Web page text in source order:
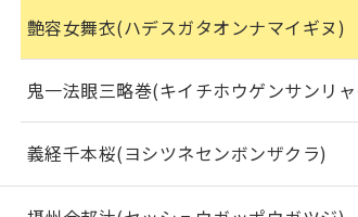
艶容女舞衣(ハデスガタオンナマイギヌ)
鬼一法眼三略巻(キイチホウゲンサンリ
義経千本桜(ヨシツネセンボンザクラ)